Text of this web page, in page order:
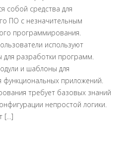
собой средства для
ПО с незначительным
программирования.
используют
разработки программ.
и шаблоны для
приложений.
требует базовых знаний
непростой логики.
[…]